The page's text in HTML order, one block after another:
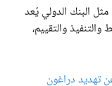
البنك الدولي يُعد
والتقييم،
تهديد دراغون